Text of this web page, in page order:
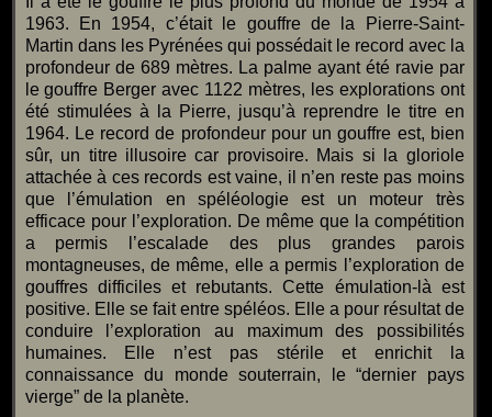
1963. En 1954, c’était le gouffre de la Pierre-Saint-
Martin dans les Pyrénées qui possédait le record avec la
profondeur de 689 mètres. La palme ayant été ravie par
le gouffre Berger avec 1122 mètres, les explorations ont
été stimulées à la Pierre, jusqu’à reprendre le titre en
1964. Le record de profondeur pour un gouffre est, bien
sûr, un titre illusoire car provisoire. Mais si la gloriole
attachée à ces records est vaine, il n’en reste pas moins
que l’émulation en spéléologie est un moteur très
efficace pour l’exploration. De même que la compétition
a permis l’escalade des plus grandes parois
montagneuses, de même, elle a permis l’exploration de
gouffres difficiles et rebutants. Cette émulation-là est
positive. Elle se fait entre spéléos. Elle a pour résultat de
conduire l’exploration au maximum des possibilités
humaines. Elle n’est pas stérile et enrichit la
connaissance du monde souterrain, le “dernier pays
vierge” de la planète.